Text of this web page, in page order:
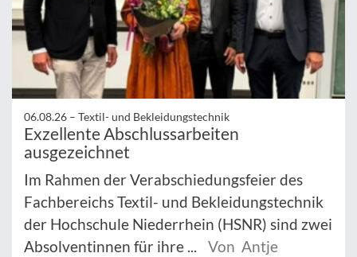
06.08.26 – Textil- und Bekleidungstechnik
Exzellente Abschlussarbeiten
ausgezeichnet
Im Rahmen der Verabschiedungsfeier des
Fachbereichs Textil- und Bekleidungstechnik
der Hochschule Niederrhein (HSNR) sind zwei
Absolventinnen für ihre ...
Von Antje